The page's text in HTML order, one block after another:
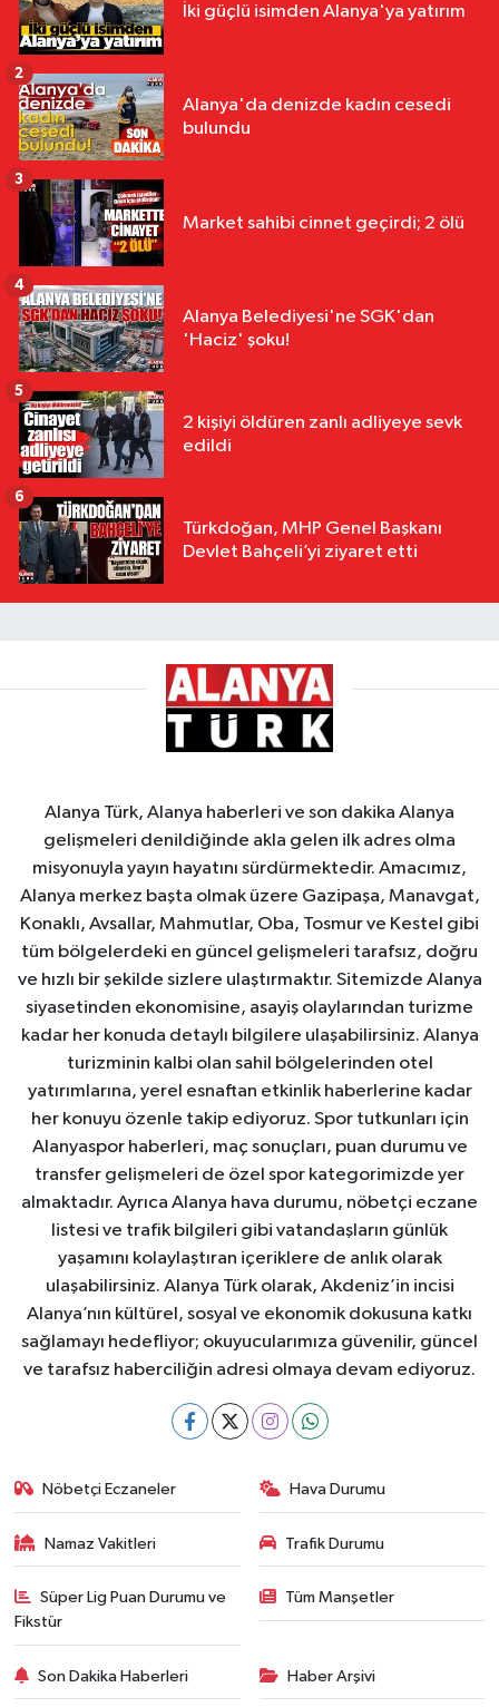
İki güçlü isimden Alanya'ya yatırım
Alanya'da denizde kadın cesedi
bulundu
2
Market sahibi cinnet geçirdi; 2 ölü
3
Alanya Belediyesi'ne SGK'dan
'Haciz' şoku!
4
2 kişiyi öldüren zanlı adliyeye sevk
edildi
5
Türkdoğan, MHP Genel Başkanı
Devlet Bahçeli’yi ziyaret etti
6
Alanya Türk, Alanya haberleri ve son dakika Alanya
gelişmeleri denildiğinde akla gelen ilk adres olma
misyonuyla yayın hayatını sürdürmektedir. Amacımız,
Alanya merkez başta olmak üzere Gazipaşa, Manavgat,
Konaklı, Avsallar, Mahmutlar, Oba, Tosmur ve Kestel gibi
tüm bölgelerdeki en güncel gelişmeleri tarafsız, doğru
ve hızlı bir şekilde sizlere ulaştırmaktır. Sitemizde Alanya
siyasetinden ekonomisine, asayiş olaylarından turizme
kadar her konuda detaylı bilgilere ulaşabilirsiniz. Alanya
turizminin kalbi olan sahil bölgelerinden otel
yatırımlarına, yerel esnaftan etkinlik haberlerine kadar
her konuyu özenle takip ediyoruz. Spor tutkunları için
Alanyaspor haberleri, maç sonuçları, puan durumu ve
transfer gelişmeleri de özel spor kategorimizde yer
almaktadır. Ayrıca Alanya hava durumu, nöbetçi eczane
listesi ve trafik bilgileri gibi vatandaşların günlük
yaşamını kolaylaştıran içeriklere de anlık olarak
ulaşabilirsiniz. Alanya Türk olarak, Akdeniz’in incisi
Alanya’nın kültürel, sosyal ve ekonomik dokusuna katkı
sağlamayı hedefliyor; okuyucularımıza güvenilir, güncel
ve tarafsız haberciliğin adresi olmaya devam ediyoruz.
Nöbetçi Eczaneler Hava Durumu
Namaz Vakitleri Trafik Durumu
Süper Lig Puan Durumu ve
Fikstür
Tüm Manşetler
Son Dakika Haberleri Haber Arşivi